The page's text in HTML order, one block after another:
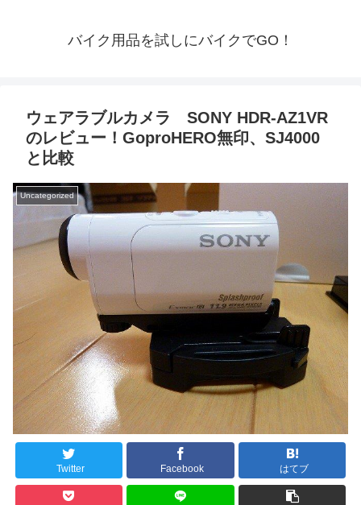
バイク用品を試しにバイクでGO！
ウェアラブルカメラ SONY HDR-AZ1VR
のレビュー！GoproHERO無印、SJ4000
と比較
Uncategorized
Twitter Facebook はてブ